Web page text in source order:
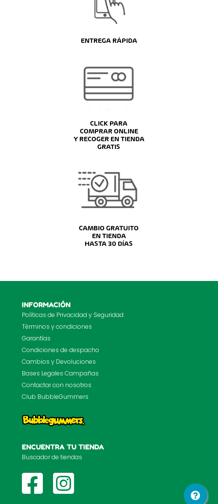
ENTREGA RÁPIDA
CLICK PARA
COMPRAR ONLINE
Y RECOGER EN TIENDA
GRATIS
CAMBIO GRATUITO
EN TIENDA
HASTA 30 DÍAS
INFORMACIÓN
Políticas de Privacidad y Seguridad
Términos y condiciones
Garantías
Condiciones de despacho
Cambios y Devoluciones
Bases Legales Campañas
Contactar con nosotros
Club BubbleGummers
ENCUENTRA TU TIENDA
Buscador de tiendas